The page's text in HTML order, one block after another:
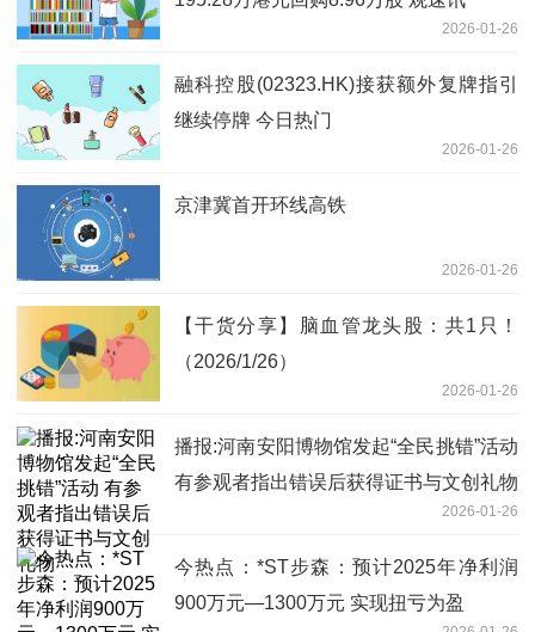
2026-01-26
融科控股(02323.HK)接获额外复牌指引
继续停牌 今日热门
2026-01-26
京津冀首开环线高铁
2026-01-26
【干货分享】脑血管龙头股：共1只！
（2026/1/26）
2026-01-26
播报:河南安阳博物馆发起“全民挑错”活动
有参观者指出错误后获得证书与文创礼物
2026-01-26
今热点：*ST步森：预计2025年净利润
900万元—1300万元 实现扭亏为盈